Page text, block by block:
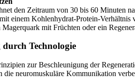
den Zeitraum von 30 bis 60
einem Kohlenhydrat-Protein-
mit Früchten oder ein
Technologie
zur Beschleunigung der
die neuromuskuläre Kommunikation